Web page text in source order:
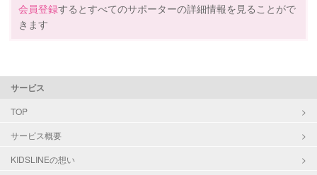
会員登録するとすべてのサポーターの詳細情報を見ることがで
きます
サービス
TOP
サービス概要
KIDSLINEの想い